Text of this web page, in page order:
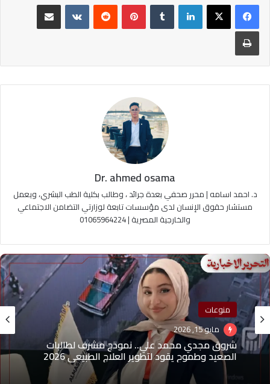
لينكدإن بينتيريست
مشاركة عبر البريد
طباعة
Dr. ahmed osama
د. احمد اسامه | محرر صحفي بعدة جرائد ، وطالب بكلية الطب البشري، ويعمل
مستشار حقوق الإنسان لدى مؤسسات تابعة لوزارتي التضامن الاجتماعي
والخارجية المصرية | 01065964224
منوعات
مايو 15, 2026
شروق مجدي محمد علي.. نموذج مشرف لطالبات
الصعيد وطموح يقود لتطوير العلاج الطبيعي 2026
منوعات
مايو 1, 2026